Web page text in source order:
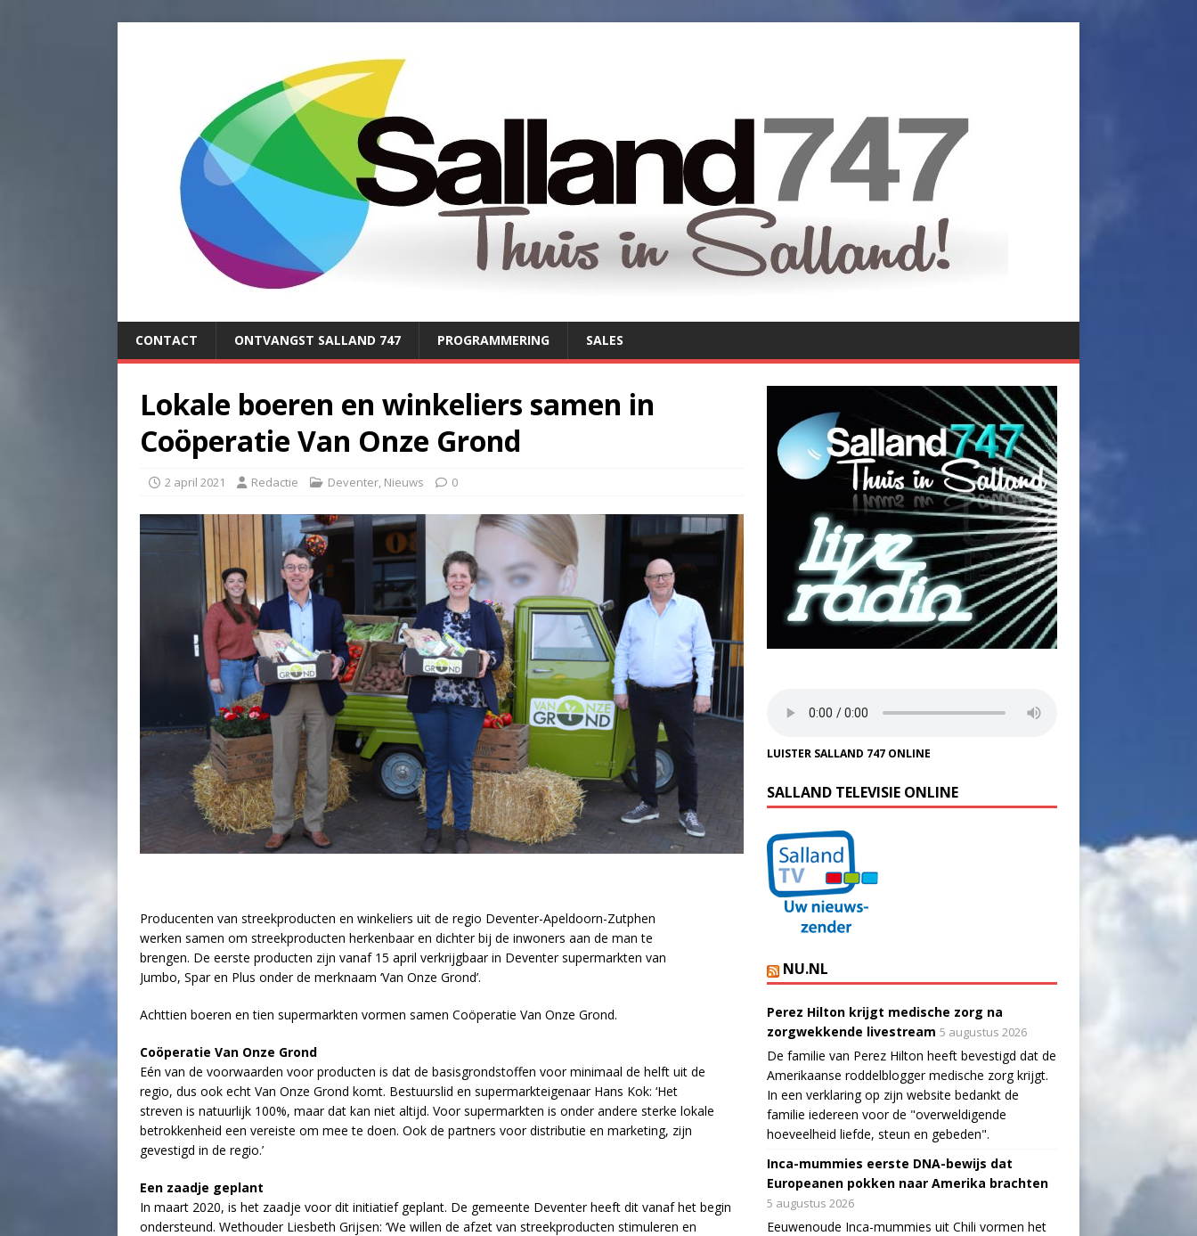
CONTACT ONTVANGST SALLAND 747 PROGRAMMERING SALES
Lokale boeren en winkeliers samen in
Coöperatie Van Onze Grond
2 april 2021 Redactie Deventer, Nieuws 0
Producenten van streekproducten en winkeliers uit de regio Deventer-Apeldoorn-Zutphen
werken samen om streekproducten herkenbaar en dichter bij de inwoners aan de man te
brengen. De eerste producten zijn vanaf 15 april verkrijgbaar in Deventer supermarkten van
Jumbo, Spar en Plus onder de merknaam ‘Van Onze Grond’.
Achttien boeren en tien supermarkten vormen samen Coöperatie Van Onze Grond.
Coöperatie Van Onze Grond
Eén van de voorwaarden voor producten is dat de basisgrondstoffen voor minimaal de helft uit de
regio, dus ook echt Van Onze Grond komt. Bestuurslid en supermarkteigenaar Hans Kok: ‘Het
streven is natuurlijk 100%, maar dat kan niet altijd. Voor supermarkten is onder andere sterke lokale
betrokkenheid een vereiste om mee te doen. Ook de partners voor distributie en marketing, zijn
gevestigd in de regio.’
Een zaadje geplant
In maart 2020, is het zaadje voor dit initiatief geplant. De gemeente Deventer heeft dit vanaf het begin
ondersteund. Wethouder Liesbeth Grijsen: ‘We willen de afzet van streekproducten stimuleren en
LUISTER SALLAND 747 ONLINE
SALLAND TELEVISIE ONLINE
NU.NL
Perez Hilton krijgt medische zorg na
zorgwekkende livestream 5 augustus 2026
De familie van Perez Hilton heeft bevestigd dat de
Amerikaanse roddelblogger medische zorg krijgt.
In een verklaring op zijn website bedankt de
familie iedereen voor de "overweldigende
hoeveelheid liefde, steun en gebeden".
Inca-mummies eerste DNA-bewijs dat
Europeanen pokken naar Amerika brachten
5 augustus 2026
Eeuwenoude Inca-mummies uit Chili vormen het